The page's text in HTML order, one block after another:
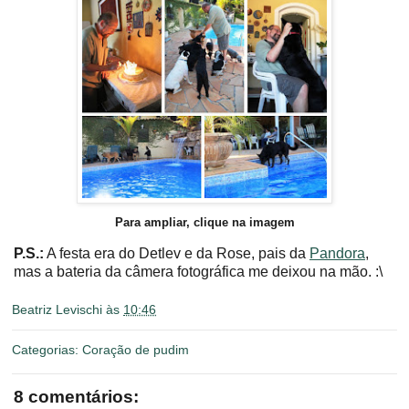
Para ampliar, clique na imagem
P.S.: A festa era do Detlev e da Rose, pais da Pandora,
mas a bateria da câmera fotográfica me deixou na mão. :\
Beatriz Levischi às 10:46
Categorias: Coração de pudim
8 comentários: